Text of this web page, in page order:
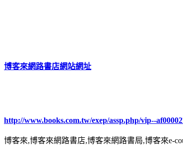
博客來網路書店網站網址
http://www.books.com.tw/exep/assp.php/vip--
博客來,博客來網路書店,博客來網路書局,博客來e-